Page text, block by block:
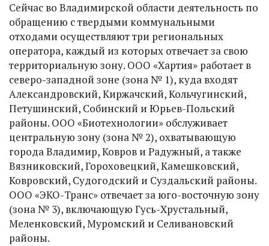
Сейчас во Владимирской области деятельность по
обращению с твердыми коммунальными
отходами осуществляют три региональных
оператора, каждый из которых отвечает за свою
территориальную зону. ООО «Хартия» работает в
северо-западной зоне (зона № 1), куда входят
Александровский, Киржачский, Кольчугинский,
Петушинский, Собинский и Юрьев-Польский
районы. ООО «Биотехнологии» обслуживает
центральную зону (зона № 2), охватывающую
города Владимир, Ковров и Радужный, а также
Вязниковский, Гороховецкий, Камешковский,
Ковровский, Судогодский и Суздальский районы.
ООО «ЭКО-Транс» отвечает за юго-восточную зону
(зона № 3), включающую Гусь-Хрустальный,
Меленковский, Муромский и Селивановский
районы.